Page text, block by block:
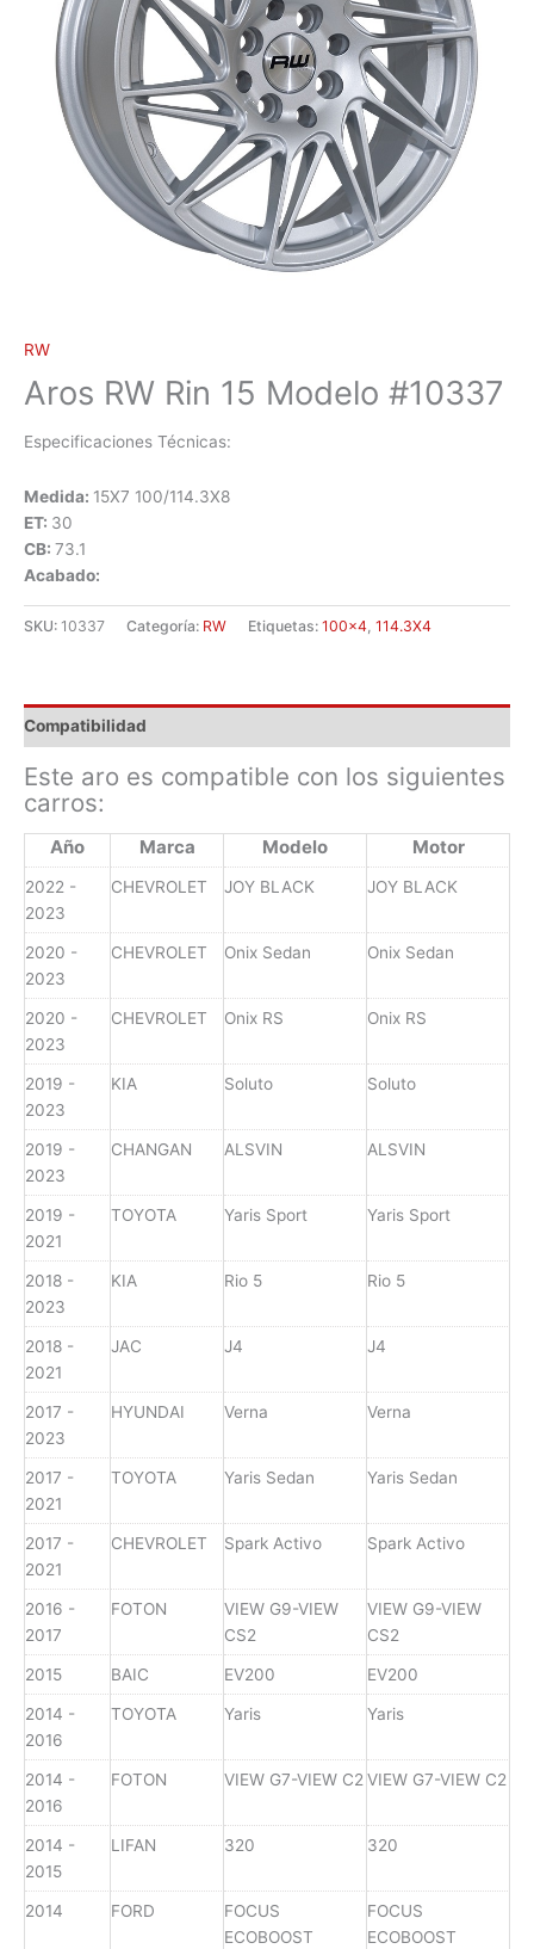
RW
Aros RW Rin 15 Modelo #10337
Especificaciones Técnicas:
Medida: 15X7 100/114.3X8
ET: 30
CB: 73.1
Acabado:
SKU: 10337 Categoría: RW Etiquetas: 100x4 114.3X4
Compatibilidad
Este aro es compatible con los siguientes
carros:
Año Marca Modelo Motor
2022 -
2023
CHEVROLET JOY BLACK JOY BLACK
2020 -
2023
CHEVROLET Onix Sedan Onix Sedan
2020 -
2023
CHEVROLET Onix RS Onix RS
2019 -
2023
KIA Soluto Soluto
2019 -
2023
CHANGAN ALSVIN ALSVIN
2019 -
2021
TOYOTA Yaris Sport Yaris Sport
2018 -
2023
KIA Rio 5 Rio 5
2018 -
2021
JAC J4 J4
2017 -
2023
HYUNDAI Verna Verna
2017 -
2021
TOYOTA Yaris Sedan Yaris Sedan
2017 -
2021
CHEVROLET Spark Activo Spark Activo
2016 -
2017
FOTON
VIEW G9-VIEW
CS2
VIEW G9-VIEW
CS2
2015 BAIC EV200 EV200
2014 -
2016
TOYOTA Yaris Yaris
2014 -
2016
FOTON VIEW G7-VIEW C2 VIEW G7-VIEW C2
2014 -
2015
LIFAN 320 320
2014 FORD
FOCUS
ECOBOOST
FOCUS
ECOBOOST